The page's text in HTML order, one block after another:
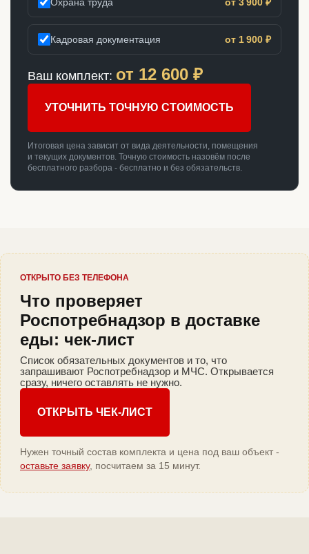
Кадровая документация от 1 900 ₽
Ваш комплект: от 12 600 ₽
УТОЧНИТЬ ТОЧНУЮ СТОИМОСТЬ
Итоговая цена зависит от вида деятельности, помещения
и текущих документов. Точную стоимость назовём после
бесплатного разбора - бесплатно и без обязательств.
ОТКРЫТО БЕЗ ТЕЛЕФОНА
Что проверяет
Роспотребнадзор в доставке
еды: чек-лист
Список обязательных документов и то, что
запрашивают Роспотребнадзор и МЧС. Открывается
сразу, ничего оставлять не нужно.
ОТКРЫТЬ ЧЕК-ЛИСТ
Нужен точный состав комплекта и цена под ваш объект -
оставьте заявку, посчитаем за 15 минут.